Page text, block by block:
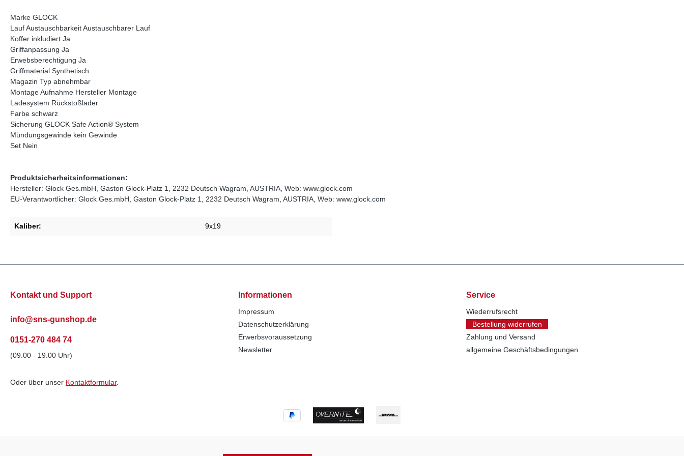
Marke GLOCK
Lauf Austauschbarkeit Austauschbarer Lauf
Koffer inkludiert Ja
Griffanpassung Ja
Erwebsberechtigung Ja
Griffmaterial Synthetisch
Magazin Typ abnehmbar
Montage Aufnahme Hersteller Montage
Ladesystem Rückstoßlader
Farbe schwarz
Sicherung GLOCK Safe Action® System
Mündungsgewinde kein Gewinde
Set Nein
Produktsicherheitsinformationen:
Hersteller: Glock Ges.mbH, Gaston Glock-Platz 1, 2232 Deutsch Wagram, AUSTRIA, Web: www.glock.com
EU-Verantwortlicher: Glock Ges.mbH, Gaston Glock-Platz 1, 2232 Deutsch Wagram, AUSTRIA, Web: www.glock.com
Kaliber: 9x19
Kontakt und Support
info@sns-gunshop.de
0151-270 484 74
(09.00 - 19.00 Uhr)
Oder über unser Kontaktformular.
Informationen
Impressum
Datenschutzerklärung
Erwerbsvoraussetzung
Newsletter
Service
Wiederrufsrecht
Bestellung widerrufen
Zahlung und Versand
allgemeine Geschäftsbedingungen